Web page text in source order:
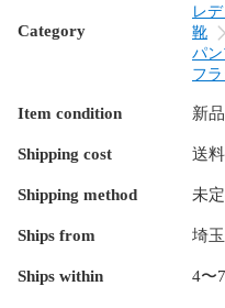
Category
レ
靴
パン
フ
Item condition 新
Shipping cost 送
Shipping method 未
Ships from 埼
Ships within 4〜